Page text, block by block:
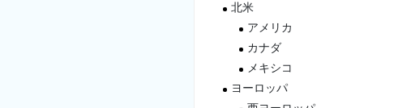
北米
アメリカ
カナダ
メキシコ
ヨーロッパ